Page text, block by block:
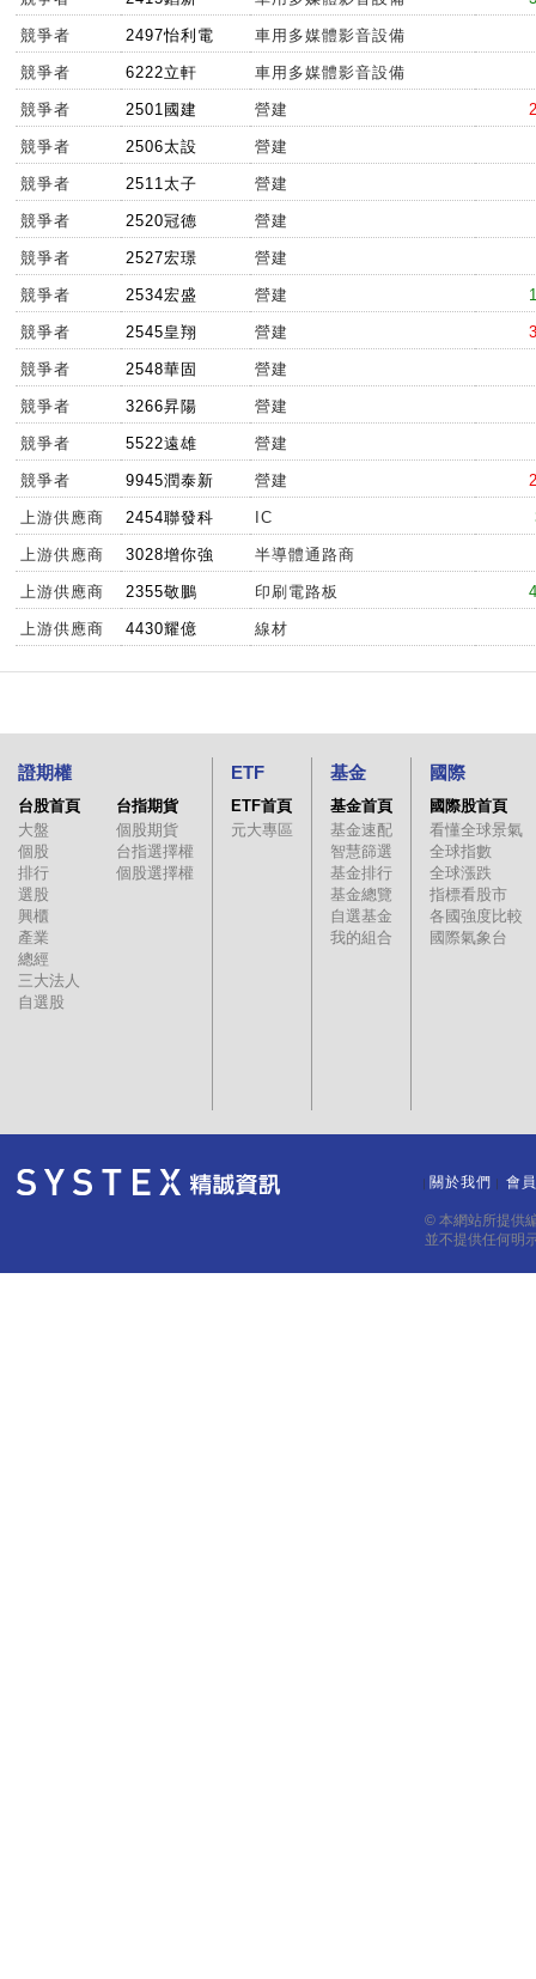
競爭者 2497怡利電 車用多媒體影音設備
競爭者 6222立軒 車用多媒體影音設備
競爭者 2501國建 營建
競爭者 2506太設 營建
競爭者 2511太子 營建
競爭者 2520冠德 營建
競爭者 2527宏璟 營建
競爭者 2534宏盛 營建
競爭者 2545皇翔 營建
競爭者 2548華固 營建
競爭者 3266昇陽 營建
競爭者 5522遠雄 營建
競爭者 9945潤泰新 營建
上游供應商 2454聯發科 IC
上游供應商 3028增你強 半導體通路商
上游供應商 2355敬鵬 印刷電路板
上游供應商 4430耀億 線材
證期權
台股首頁
大盤
個股
排行
選股
興櫃
產業
總經
三大法人
自選股
台指期貨
個股期貨
台指選擇權
個股選擇權
ETF
ETF首頁
元大專區
基金
基金首頁
基金速配
智慧篩選
基金排行
基金總覽
自選基金
我的組合
國際
國際股首頁
看懂全球景氣
全球指數
全球漲跌
指標看股市
各國強度比較
國際氣象台
關於我們 會
© 本網站所提供
並不提供任何明